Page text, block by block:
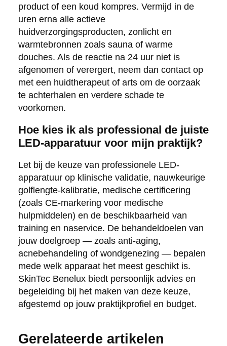
product of een koud kompres. Vermijd in de
uren erna alle actieve
huidverzorgingsproducten, zonlicht en
warmtebronnen zoals sauna of warme
douches. Als de reactie na 24 uur niet is
afgenomen of verergert, neem dan contact op
met een huidtherapeut of arts om de oorzaak
te achterhalen en verdere schade te
voorkomen.
Hoe kies ik als professional de juiste
LED-apparatuur voor mijn praktijk?
Let bij de keuze van professionele LED-
apparatuur op klinische validatie, nauwkeurige
golflengte-kalibratie, medische certificering
(zoals CE-markering voor medische
hulpmiddelen) en de beschikbaarheid van
training en naservice. De behandeldoelen van
jouw doelgroep — zoals anti-aging,
acnebehandeling of wondgenezing — bepalen
mede welk apparaat het meest geschikt is.
SkinTec Benelux biedt persoonlijk advies en
begeleiding bij het maken van deze keuze,
afgestemd op jouw praktijkprofiel en budget.
Gerelateerde artikelen